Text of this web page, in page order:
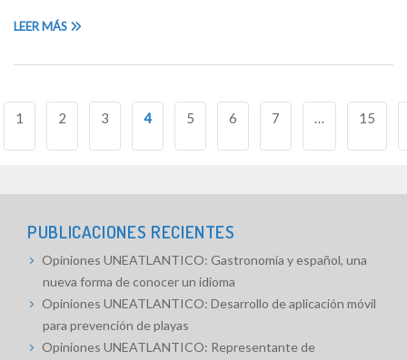
LEER MÁS
Navegación
1 2 3 4 5 6 7 … 15
PUBLICACIONES RECIENTES
Opiniones UNEATLANTICO: Gastronomía y español, una
nueva forma de conocer un idioma
Opiniones UNEATLANTICO: Desarrollo de aplicación móvil
para prevención de playas
Opiniones UNEATLANTICO: Representante de